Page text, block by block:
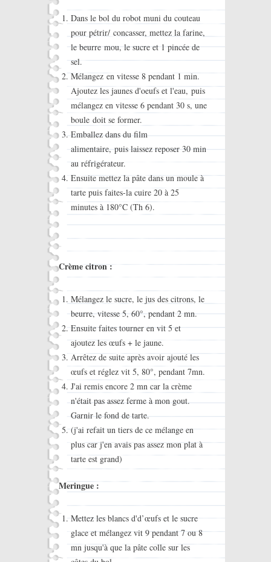
Dans le bol du robot muni du couteau
pour pétrir/ concasser, mettez la farine,
le beurre mou, le sucre et 1 pincée de
sel.
Mélangez en vitesse 8 pendant 1 min.
Ajoutez les jaunes d'oeufs et l'eau, puis
mélangez en vitesse 6 pendant 30 s, une
boule doit se former.
Emballez dans du film
alimentaire, puis laissez reposer 30 min
au réfrigérateur.
Ensuite mettez la pâte dans un moule à
tarte puis faites-la cuire 20 à 25
minutes à 180°C (Th 6).
Crème citron :
Mélangez le sucre, le jus des citrons, le
beurre, vitesse 5, 60°, pendant 2 mn.
Ensuite faites tourner en vit 5 et
ajoutez les œufs + le jaune.
Arrêtez de suite après avoir ajouté les
œufs et réglez vit 5, 80°, pendant 7mn.
J'ai remis encore 2 mn car la crème
n'était pas assez ferme à mon gout.
Garnir le fond de tarte.
(j'ai refait un tiers de ce mélange en
plus car j'en avais pas assez mon plat à
tarte est grand)
Meringue :
Mettez les blancs d'd’œufs et le sucre
glace et mélangez vit 9 pendant 7 ou 8
mn jusqu'à que la pâte colle sur les